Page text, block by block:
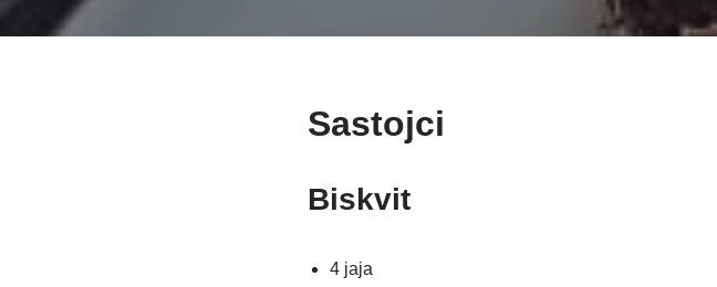
Sastojci
Biskvit
4 jaja